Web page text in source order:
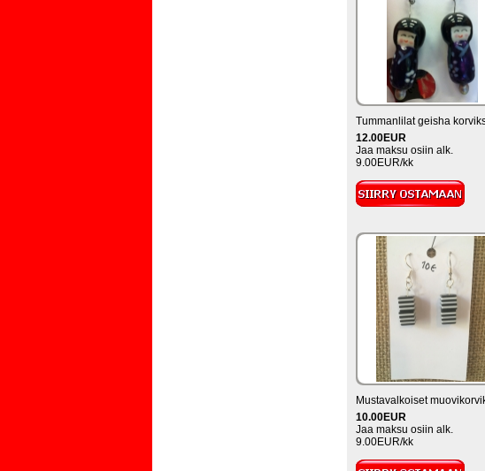
Tummanlilat geisha
12.00EUR
Jaa maksu osiin alk.
9.00EUR/kk
Mustavalkoiset
10.00EUR
Jaa maksu osiin alk.
9.00EUR/kk